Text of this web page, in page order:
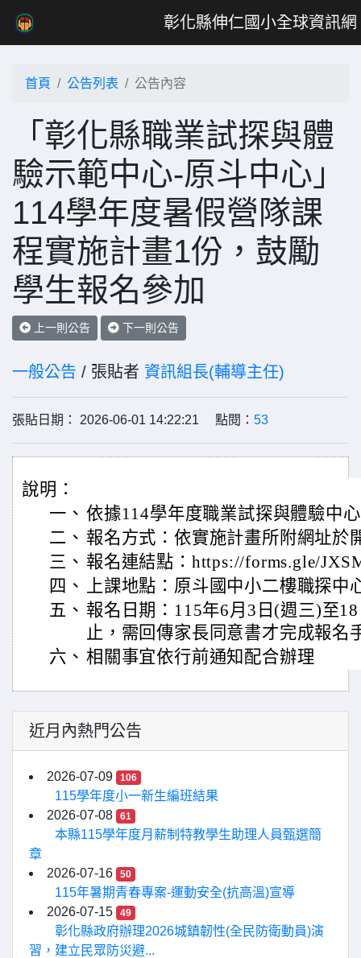
彰化縣伸仁國小全球資訊網
首頁 公告列表 公告內容
「彰化縣職業試探與體
驗示範中心-原斗中心」
114學年度暑假營隊課
程實施計畫1份，鼓勵
學生報名參加
上一則公告 下一則公告
一般公告 / 張貼者 資訊組長(輔導主任)
張貼日期： 2026-06-01 14:22:21 點閱： 53
說明：
一、 依據114學年度職業試探與體驗中
二、 報名方式：依實施計畫所附網址於
三、 報名連結點：https://forms.gle/
四、
上課地點：原斗國中小二樓職探中
五、 報名日期：115年6月3日(週三)至
止，需回傳家長同意書才完成報名
六、 相關事宜依行前通知配合辦理
近月內熱門公告
2026-07-09 106
115學年度小一新生編班結果
2026-07-08
61
本縣115學年度月薪制特教學生助理人員甄選簡
章
2026-07-16
50
115年暑期青春專案-運動安全(抗高溫)宣導
2026-07-15
49
彰化縣政府辦理2026城鎮韌性(全民防衛動員)演
習，建立民眾防災避...